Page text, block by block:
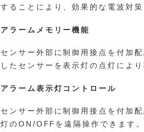
することにより、効果的な電波対策
アラームメモリー機能
センサー外部に制御用接点を付加
したセンサーを表示灯の点灯により
アラーム表示灯コントロール
センサー外部に制御用接点を付加
灯のON/OFFを遠隔操作できます。